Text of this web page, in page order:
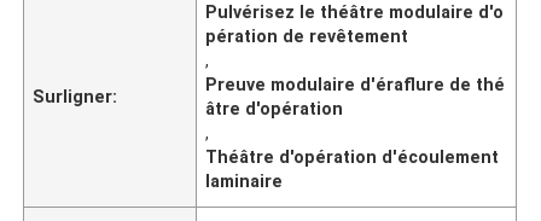
Surligner:
Pulvérisez le théâtre modulaire d'o
pération de revêtement
,
Preuve modulaire d'éraflure de thé
âtre d'opération
,
Théâtre d'opération d'écoulement
laminaire